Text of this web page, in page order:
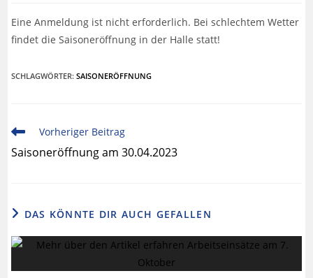
Eine Anmeldung ist nicht erforderlich. Bei schlechtem Wetter
findet die Saisoneröffnung in der Halle statt!
SCHLAGWÖRTER:SAISONERÖFFNUNG
Vorheriger Beitrag
Saisoneröffnung am 30.04.2023
DAS KÖNNTE DIR AUCH GEFALLEN